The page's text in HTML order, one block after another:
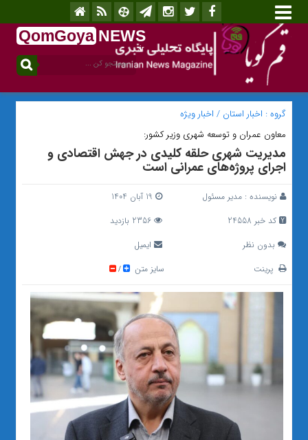
QomGoya NEWS
.ir
گروه : اخبار استان / اخبار ویژه
معاون عمران و توسعه شهری وزیر کشور:
مدیریت شهری حلقه کلیدی در جهش اقتصادی و
اجرای پروژه‌های عمرانی است
نویسنده : مدیر مسئول
کد خبر 24558
2356 بازدید
بدون نظر
ایمیل
پرینت
سایز متن /